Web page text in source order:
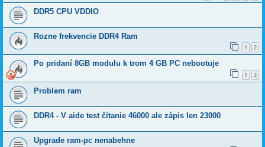
DDR5 CPU VDDIO
Rozne frekvencie DDR4 Ram
1 2
Po pridaní 8GB modulu k trom 4 GB PC nebootuje
1 2
Problem ram
DDR4 - V aide test čítanie 46000 ale zápis len 23000
Upgrade ram-pc nenabehne